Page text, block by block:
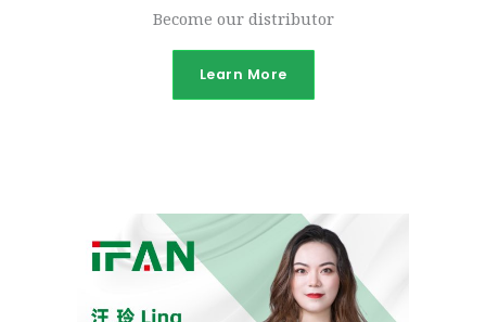
Become our distributor
Learn More